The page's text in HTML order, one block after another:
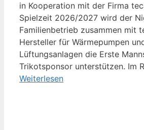
in Kooperation mit der Firma
Spielzeit 2026/2027 wird der
Familienbetrieb zusammen mit
Hersteller für Wärmepumpen
Lüftungsanlagen die Erste
Trikotsponsor unterstützen. Im
Weiterlesen